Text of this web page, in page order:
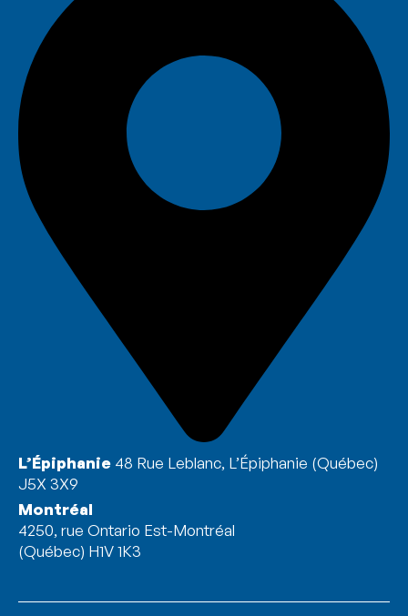
L’Épiphanie 48 Rue Leblanc, L’Épiphanie (Québec)
J5X 3X9
Montréal
4250, rue Ontario Est-Montréal
(Québec) H1V 1K3